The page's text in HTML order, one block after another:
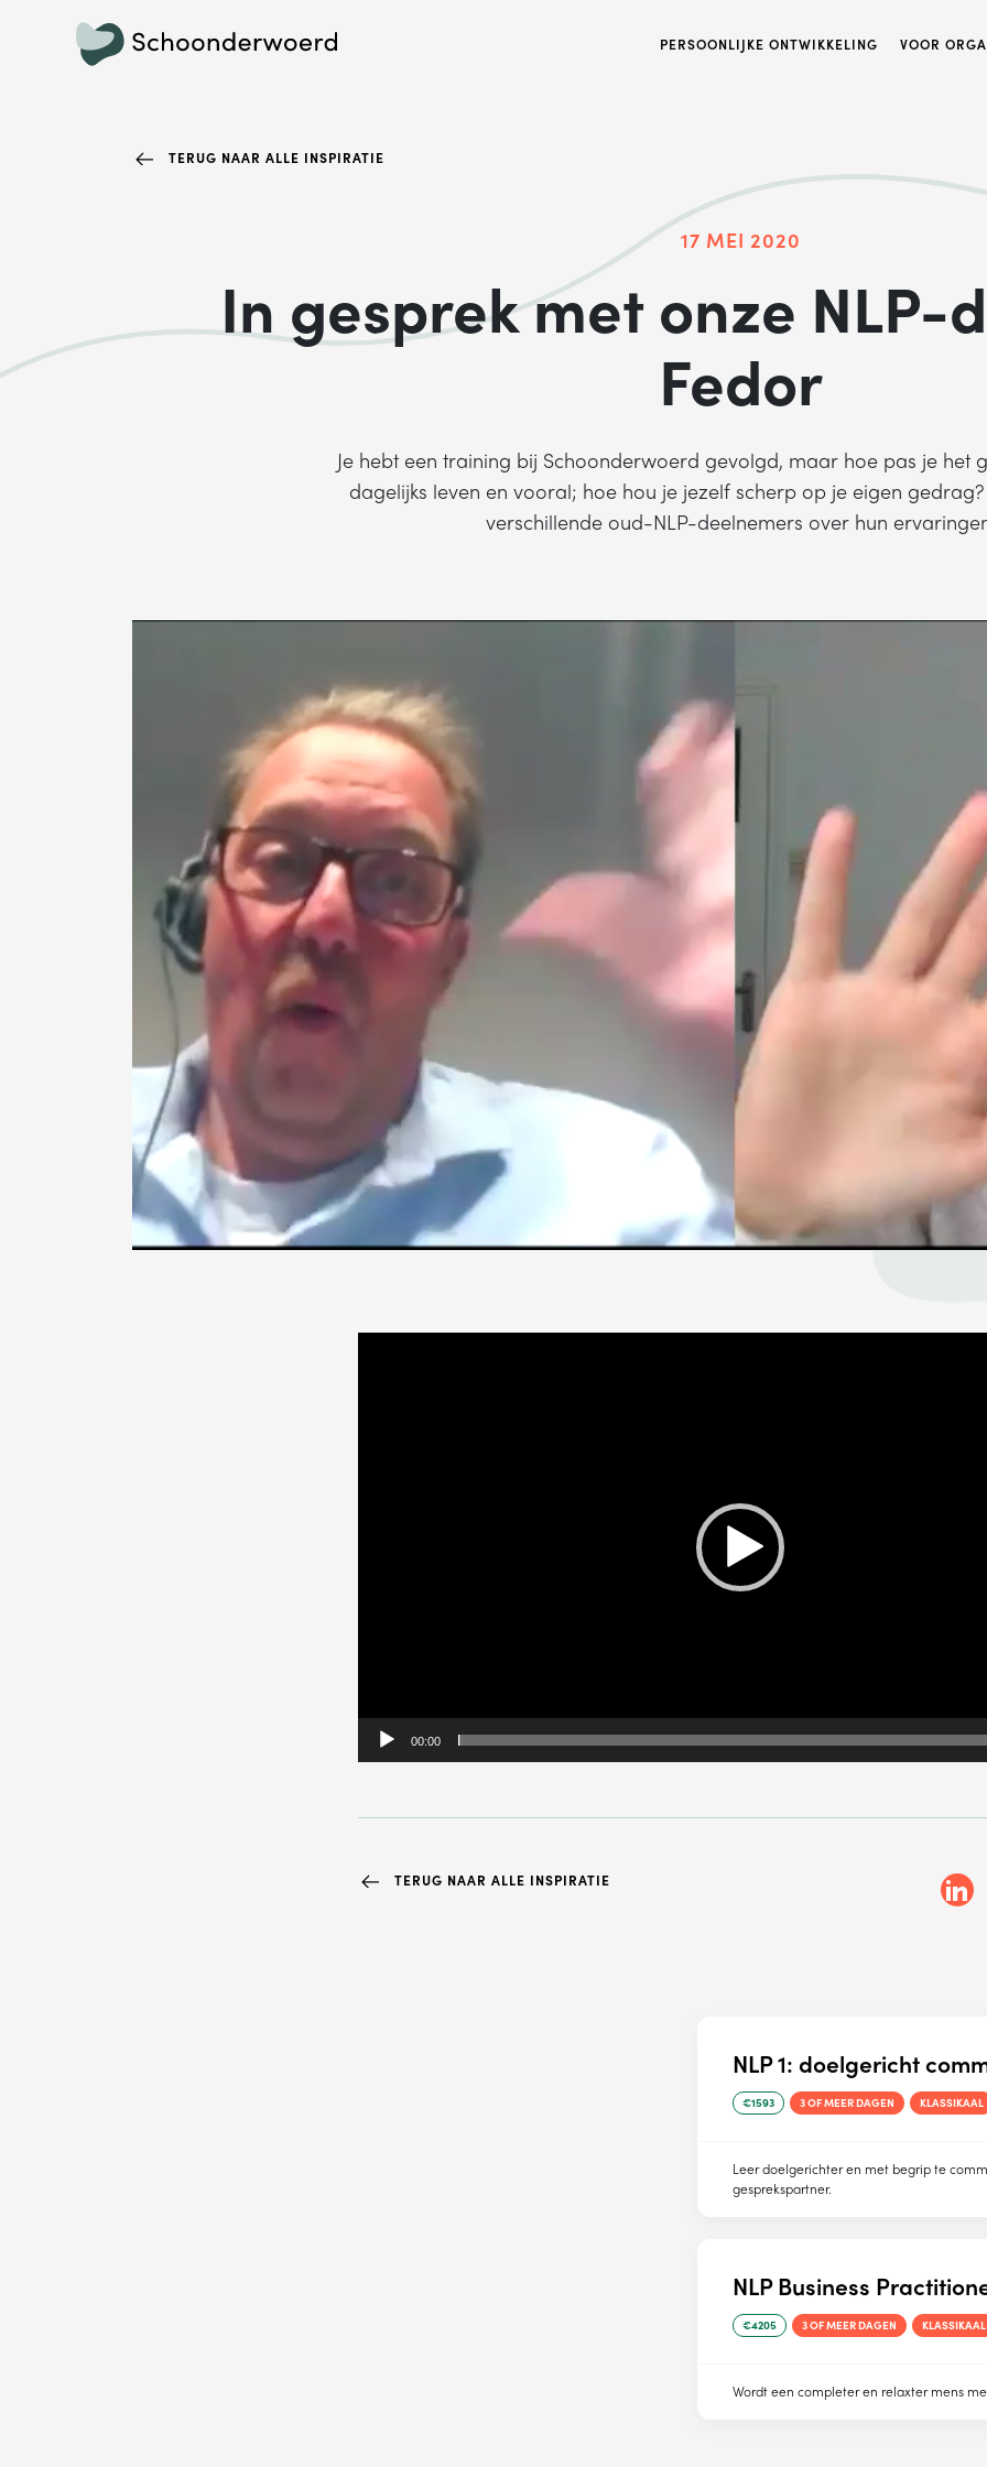
PERSOONLIJKE ONTWIKKELING VOOR
TERUG NAAR ALLE INSPIRATIE
17 MEI 2020
In gesprek met onze NLP-
Fedor
Je hebt een training bij Schoonderwoerd gevolgd, maar hoe pas je het
dagelijks leven en vooral; hoe hou je jezelf scherp op je eigen
verschillende oud-NLP-deelnemers over hun
00:00
TERUG NAAR ALLE INSPIRATIE
NLP 1: doelgericht
€1593 3 OF MEER DAGEN KLASSIKAAL
Leer doelgerichter en met begrip te
gesprekspartner.
NLP Business
€4205 3 OF MEER DAGEN KLASSIKAAL
Wordt een completer en relaxter mens
Wil je graag gebeld worden om meer informatie te krijgen? Kies hieronder
voorkeur heeft en we bellen je!
WO
ONDERWERP
VERSTUREN
persoonsgegevens, lees je in onsprivacystatement.